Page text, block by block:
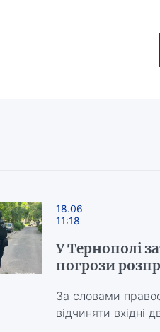
18.06
11:18
У Тернополі
погрози
За словами
відчиняти вхідні